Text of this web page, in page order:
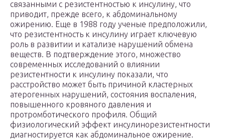
связанными с резистентностью к инсулину, что
приводит, прежде всего, к абдоминальному
ожирению. Еще в 1988 году ученые предположили,
что резистентность к инсулину играет ключевую
роль в развитии и катализе нарушений обмена
веществ. В подтверждение этого, множество
современных исследований о влиянии
резистентности к инсулину показали, что
расстройство может быть причиной кластерных
атерогенных нарушений, состояния воспаления,
повышенного кровяного давления и
протромботического профиля. Общий
физиологический эффект инсулинорезистентности
диагностируется как абдоминальное ожирение.